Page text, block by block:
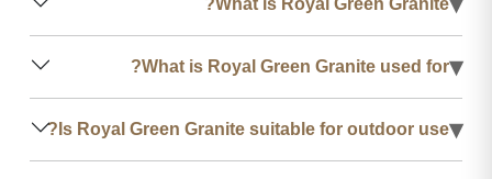
What is Royal Green Granite?
▾
What is Royal Green Granite used for?
▾
Is Royal Green Granite suitable for outdoor use?